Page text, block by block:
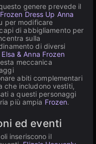
genere prevede il
Frozen Dress Up Anna
per modificare
di abbigliamento per
sulla
di diversi
Elsa & Anna Frozen
meccanica
abiti complementari
che includono vestiti,
a questi personaggi
più ampia Frozen.
ed eventi
inseriscono il